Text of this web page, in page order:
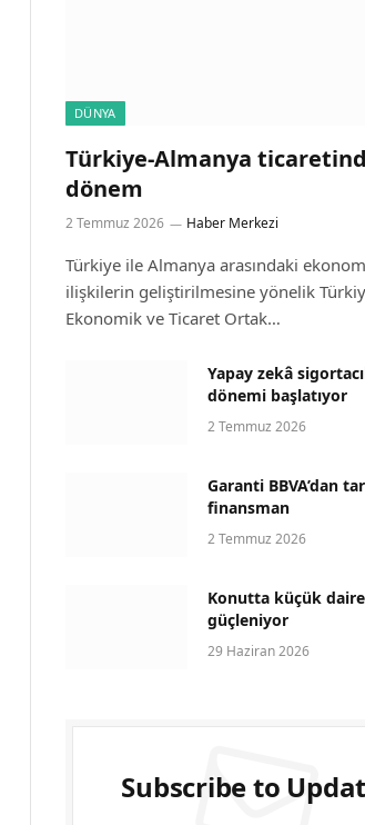
DÜNYA
Türkiye-Almanya
dönem
2 Temmuz 2026 Haber Merkezi
Türkiye ile Almanya arasındaki
ilişkilerin geliştirilmesine yönelik
Ekonomik ve Ticaret Ortak…
Yapay zekâ
dönemi başlatıyor
2 Temmuz 2026
Garanti BBVA’dan
finansman
2 Temmuz 2026
Konutta küçük
güçleniyor
29 Haziran 2026
Subscribe to